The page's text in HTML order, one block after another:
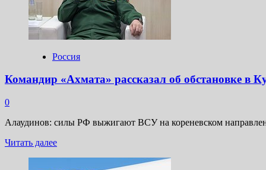
Цзиньпину
на
ВЭФ
Россия
Командир «Ахмата» рассказал об обстановке в
0
Алаудинов: силы РФ выжигают ВСУ на кореневском
Читать далееПрочитать